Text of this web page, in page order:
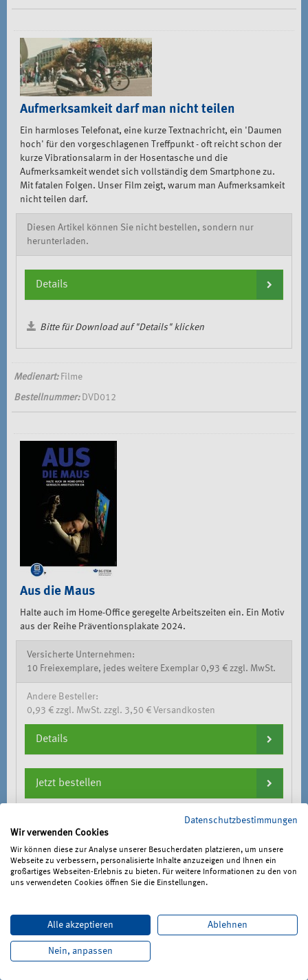
Aufmerksamkeit darf man nicht teilen
Ein harmloses Telefonat, eine kurze Textnachricht, ein 'Daumen
hoch' für den vorgeschlagenen Treffpunkt - oft reicht schon der
kurze Vibrationsalarm in der Hosentasche und die
Aufmerksamkeit wendet sich vollständig dem Smartphone zu.
Mit fatalen Folgen. Unser Film zeigt, warum man Aufmerksamkeit
nicht teilen darf.
Diesen Artikel können Sie nicht bestellen, sondern nur
herunterladen.
Details
Bitte für Download auf "Details" klicken
Medienart:Filme
Bestellnummer:DVD012
Aus die Maus
Halte auch im Home-Office geregelte Arbeitszeiten ein. Ein Motiv
aus der Reihe Präventionsplakate 2024.
Versicherte Unternehmen:
10 Freiexemplare, jedes weitere Exemplar 0,93 € zzgl. MwSt.
Andere Besteller:
0,93 € zzgl. MwSt. zzgl. 3,50 € Versandkosten
Details
Jetzt bestellen
sofort lieferbar
Medienart:Plakate/Aushänge
Datenschutzbestimmungen
Wir verwenden Cookies
Wir können diese zur Analyse unserer Besucherdaten platzieren, um unsere
Webseite zu verbessern, personalisierte Inhalte anzuzeigen und Ihnen ein
großartiges Webseiten-Erlebnis zu bieten. Für weitere Informationen zu den von
uns verwendeten Cookies öffnen Sie die Einstellungen.
Alle akzeptieren Ablehnen
Nein, anpassen